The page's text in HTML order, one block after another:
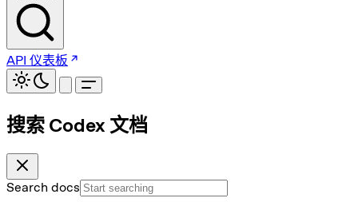
API 仪表板
搜索 Codex 文档
Search docs